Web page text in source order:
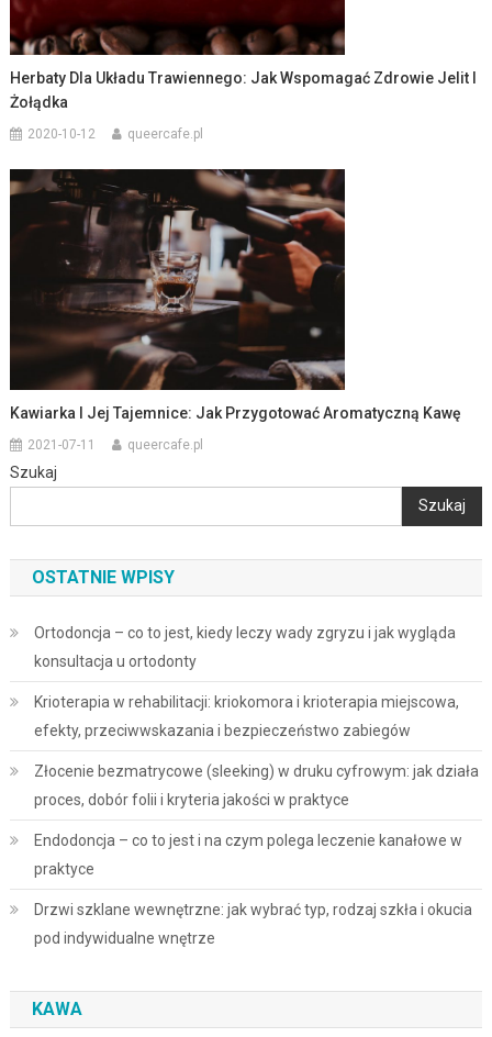
Herbaty Dla Układu Trawiennego: Jak Wspomagać Zdrowie Jelit I
Żołądka
2020-10-12 queercafe.pl
Kawiarka I Jej Tajemnice: Jak Przygotować Aromatyczną Kawę
2021-07-11 queercafe.pl
Szukaj
Szukaj
OSTATNIE WPISY
Ortodoncja – co to jest, kiedy leczy wady zgryzu i jak wygląda
konsultacja u ortodonty
Krioterapia w rehabilitacji: kriokomora i krioterapia miejscowa,
efekty, przeciwwskazania i bezpieczeństwo zabiegów
Złocenie bezmatrycowe (sleeking) w druku cyfrowym: jak działa
proces, dobór folii i kryteria jakości w praktyce
Endodoncja – co to jest i na czym polega leczenie kanałowe w
praktyce
Drzwi szklane wewnętrzne: jak wybrać typ, rodzaj szkła i okucia
pod indywidualne wnętrze
KAWA